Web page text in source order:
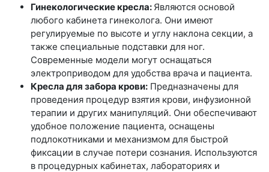
Гинекологические кресла: Являются основой
любого кабинета гинеколога. Они имеют
регулируемые по высоте и углу наклона секции, а
также специальные подставки для ног.
Современные модели могут оснащаться
электроприводом для удобства врача и пациента.
Кресла для забора крови: Предназначены для
проведения процедур взятия крови, инфузионной
терапии и других манипуляций. Они обеспечивают
удобное положение пациента, оснащены
подлокотниками и механизмом для быстрой
фиксации в случае потери сознания. Используются
в процедурных кабинетах, лабораториях и